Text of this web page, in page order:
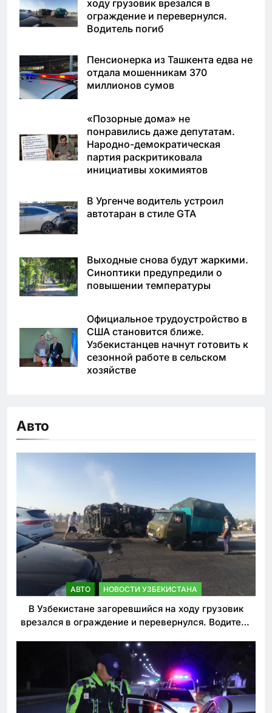
ходу грузовик врезался в
ограждение и перевернулся.
Водитель погиб
Пенсионерка из Ташкента едва не
отдала мошенникам 370
миллионов сумов
«Позорные дома» не
понравились даже депутатам.
Народно-демократическая
партия раскритиковала
инициативы хокимиятов
В Ургенче водитель устроил
автотаран в стиле GTA
Выходные снова будут жаркими.
Синоптики предупредили о
повышении температуры
Официальное трудоустройство в
США становится ближе.
Узбекистанцев начнут готовить к
сезонной работе в сельском
хозяйстве
Авто
АВТО НОВОСТИ УЗБЕКИСТАНА
В Узбекистане загоревшийся на ходу грузовик
врезался в ограждение и перевернулся. Водитель